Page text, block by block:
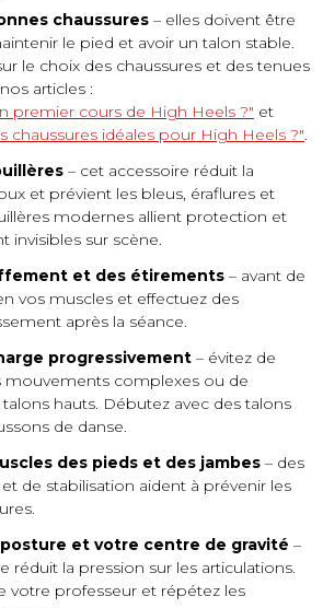
chaussures – elles doivent être
le pied et avoir un talon stable.
le choix des chaussures et des tenues
articles :
premier cours de High Heels ?" et
chaussures idéales pour High Heels ?".
– cet accessoire réduit la
et prévient les bleus, éraflures et
modernes allient protection et
invisibles sur scène.
et des étirements – avant de
vos muscles et effectuez des
après la séance.
progressivement – évitez de
complexes ou de
hauts. Débutez avec des talons
de danse.
des pieds et des jambes – des
de stabilisation aident à prévenir les
et votre centre de gravité –
réduit la pression sur les articulations.
votre professeur et répétez les